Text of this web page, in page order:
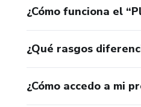
¿Cómo funciona el
¿Qué rasgos
¿Cómo accedo a mi